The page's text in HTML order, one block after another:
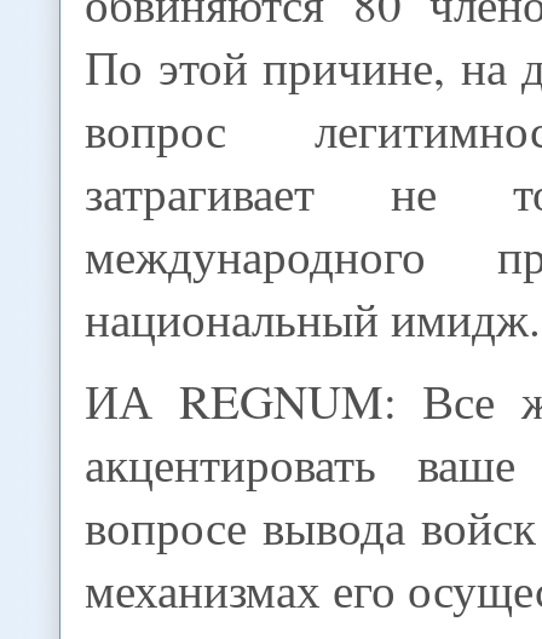
По этой причине, на
вопрос
затрагивает не
национальный имидж.
ИА REGNUM: Все
акцентировать
вопросе вывода
механизмах его